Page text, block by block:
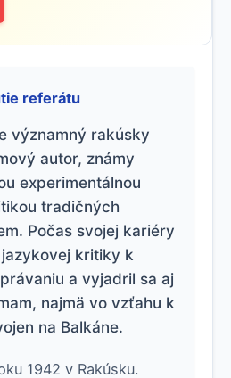
referátu
významný rakúsky
autor, známy
experimentálnou
tradičných
Počas svojej kariéry
kritiky k
a vyjadril sa aj
najmä vo vzťahu k
na Balkáne.
1942 v Rakúsku.